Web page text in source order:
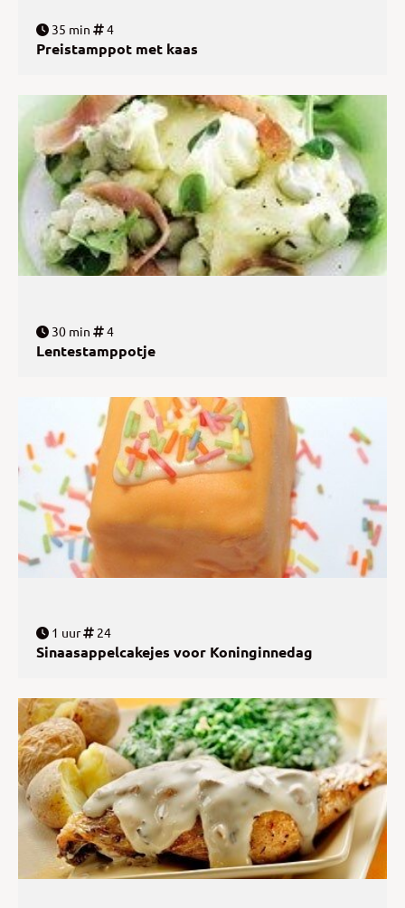
35 min 4
Preistamppot met kaas
30 min 4
Lentestamppotje
1 uur 24
Sinaasappelcakejes voor Koninginnedag